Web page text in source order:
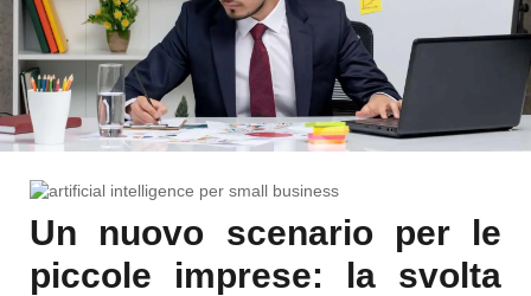
Un nuovo scenario per le
piccole imprese: la svolta